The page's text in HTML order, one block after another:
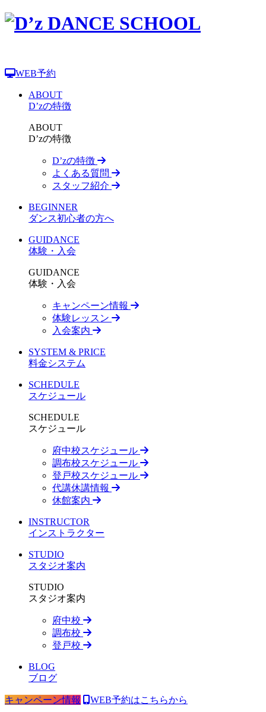
WEB予約
ABOUT
D’zの特徴
ABOUT
D’zの特徴
D’zの特徴
よくある質問
スタッフ紹介
BEGINNER
ダンス初心者の方へ
GUIDANCE
体験・入会
GUIDANCE
体験・入会
キャンペーン情報
体験レッスン
入会案内
SYSTEM & PRICE
料金システム
SCHEDULE
スケジュール
SCHEDULE
スケジュール
府中校スケジュール
調布校スケジュール
登戸校スケジュール
代講休講情報
休館案内
INSTRUCTOR
インストラクター
STUDIO
スタジオ案内
STUDIO
スタジオ案内
府中校
調布校
登戸校
BLOG
ブログ
キャンペーン情報 WEB予約はこちらから